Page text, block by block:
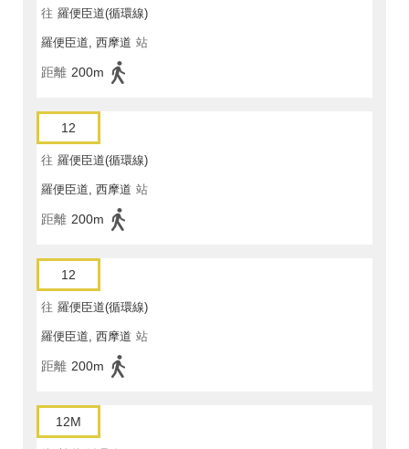
往 羅便臣道(循環線)
羅便臣道, 西摩道 站
距離 200m
12
往 羅便臣道(循環線)
羅便臣道, 西摩道 站
距離 200m
12
往 羅便臣道(循環線)
羅便臣道, 西摩道 站
距離 200m
12M